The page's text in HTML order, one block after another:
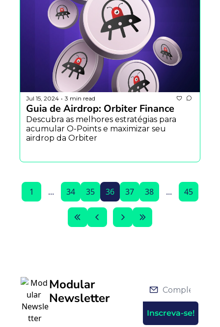
Jul 15, 2024 • 3 min read
Guia de Airdrop: Orbiter Finance
Descubra as melhores estratégias para
acumular O-Points e maximizar seu
airdrop da Orbiter
1 ... 34 35 36 37 38 ... 45
Modular
Newsletter
Inscreva-se!